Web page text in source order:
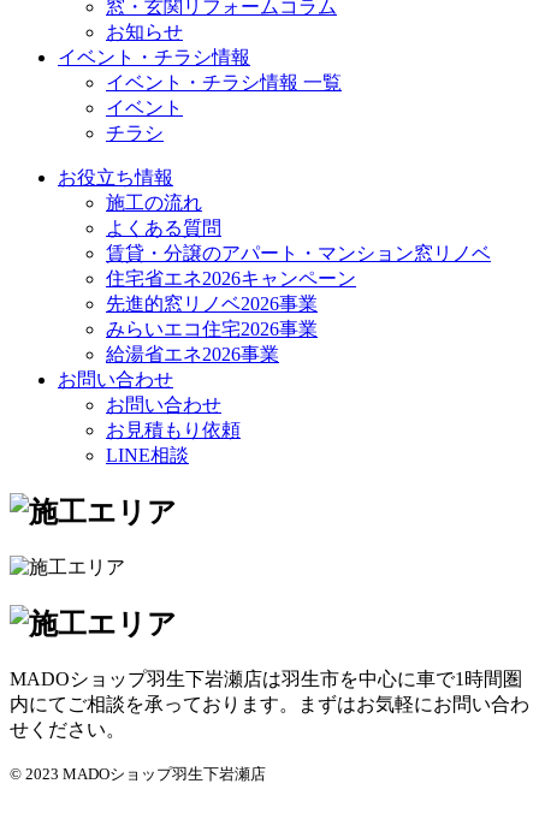
窓・玄関リフォームコラム
お知らせ
イベント・チラシ情報
イベント・チラシ情報 一覧
イベント
チラシ
お役立ち情報
施工の流れ
よくある質問
賃貸・分譲のアパート・マンション窓リノベ
住宅省エネ2026キャンペーン
先進的窓リノベ2026事業
みらいエコ住宅2026事業
給湯省エネ2026事業
お問い合わせ
お問い合わせ
お見積もり依頼
LINE相談
MADOショップ羽生下岩瀬店は羽生市を中心に車で1時間圏
内にてご相談を承っております。まずはお気軽にお問い合わ
せください。
© 2023 MADOショップ羽生下岩瀬店